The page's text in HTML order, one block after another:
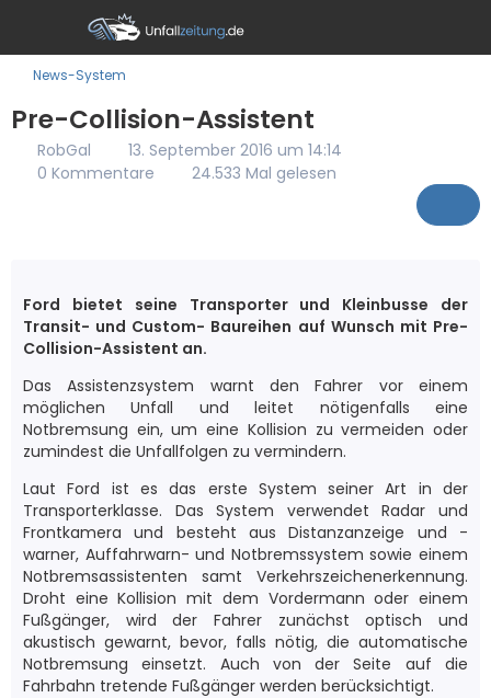
News-System
Pre-Collision-Assistent
RobGal
13. September 2016 um 14:14
0 Kommentare
24.533 Mal gelesen
Ford bietet seine Transporter und Kleinbusse der
Transit- und Custom- Baureihen auf Wunsch mit Pre-
Collision-Assistent an.
Das Assistenzsystem warnt den Fahrer vor einem
möglichen Unfall und leitet nötigenfalls eine
Notbremsung ein, um eine Kollision zu vermeiden oder
zumindest die Unfallfolgen zu vermindern.
Laut Ford ist es das erste System seiner Art in der
Transporterklasse. Das System verwendet Radar und
Frontkamera und besteht aus Distanzanzeige und -
warner, Auffahrwarn- und Notbremssystem sowie einem
Notbremsassistenten samt Verkehrszeichenerkennung.
Droht eine Kollision mit dem Vordermann oder einem
Fußgänger, wird der Fahrer zunächst optisch und
akustisch gewarnt, bevor, falls nötig, die automatische
Notbremsung einsetzt. Auch von der Seite auf die
Fahrbahn tretende Fußgänger werden berücksichtigt.